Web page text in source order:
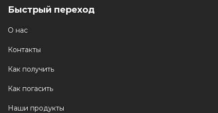
Быстрый переход
О нас
Контакты
Как получить
Как погасить
Наши продукты